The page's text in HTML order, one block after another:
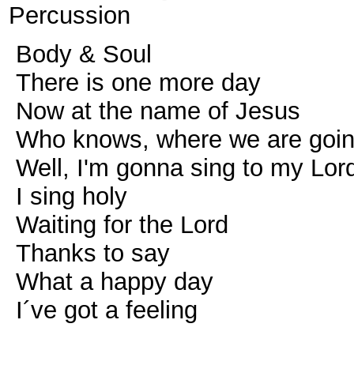
Percussion
Body & Soul
There is one more day
Now at the name of Jesus
Who knows, where we are
Well, I'm gonna sing to my
I sing holy
Waiting for the Lord
Thanks to say
What a happy day
I´ve got a feeling